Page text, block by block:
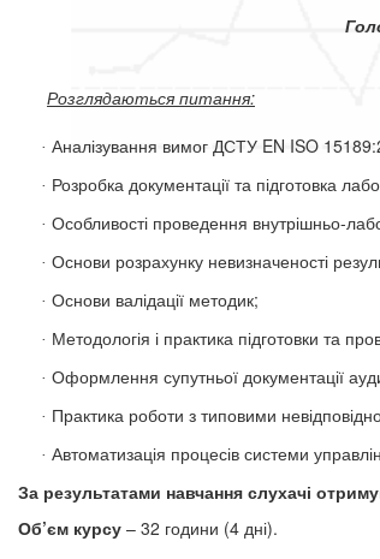
Розглядаються питання:
· Аналізування вимог ДСТУ EN ISO
· Розробка документації та підготовка
· Особливості проведення внутрішньо-
· Основи розрахунку невизначеності
· Основи валідації методик;
· Методологія і практика підготовки та
· Оформлення супутньої документації
· Практика роботи з типовими
· Автоматизація процесів системи
За результатами навчання слухачі
Об’єм курсу – 32 години (4 дні).